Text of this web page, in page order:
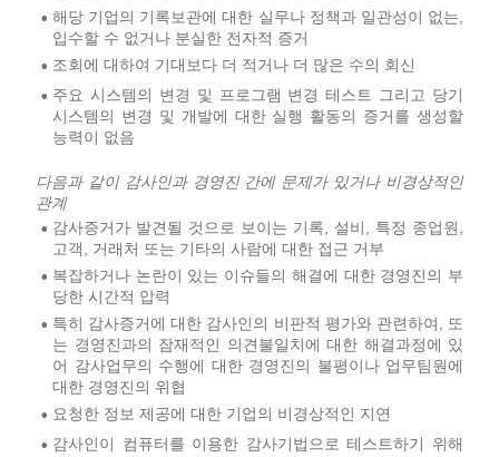
• 해당 기업의 기록보관에 대한 실무나 정책과 일관성이 없는,
입수할 수 없거나 분실한 전자적 증거
• 조회에 대하여 기대보다 더 적거나 더 많은 수의 회신
• 주요 시스템의 변경 및 프로그램 변경 테스트 그리고 당기
시스템의 변경 및 개발에 대한 실행 활동의 증거를 생성할
능력이 없음
다음과 같이 감사인과 경영진 간에 문제가 있거나 비경상적인
관계
• 감사증거가 발견될 것으로 보이는 기록, 설비, 특정 종업원,
고객, 거래처 또는 기타의 사람에 대한 접근 거부
• 복잡하거나 논란이 있는 이슈들의 해결에 대한 경영진의 부
당한 시간적 압력
• 특히 감사증거에 대한 감사인의 비판적 평가와 관련하여, 또
는 경영진과의 잠재적인 의견불일치에 대한 해결과정에 있
어 감사업무의 수행에 대한 경영진의 불평이나 업무팀원에
대한 경영진의 위협
• 요청한 정보 제공에 대한 기업의 비경상적인 지연
• 감사인이 컴퓨터를 이용한 감사기법으로 테스트하기 위해